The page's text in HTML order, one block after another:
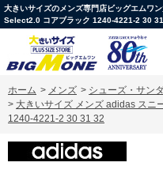
大きいサイズのメンズ専門店ビッグエムワ
Select2.0 コアブラック 1240-4221-2 30
ホーム > メンズ > シューズ・サン
> 大きいサイズ メンズ adidas スニ
1240-4221-2 30 31 32